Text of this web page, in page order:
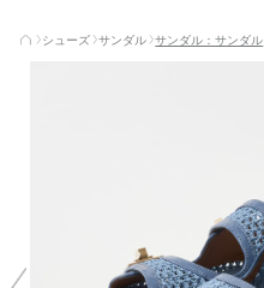
シューズ サンダル サンダル：サンダル